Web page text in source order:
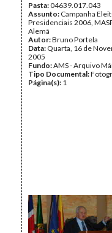
Pasta:04639.017.043
Assunto: Campanha
Presidenciais 2006,
Alemã
Autor:Bruno Portela
Data: Quarta, 16 de
2005
Fundo:AMS - Arquivo
Tipo Documental:
Página(s): 1